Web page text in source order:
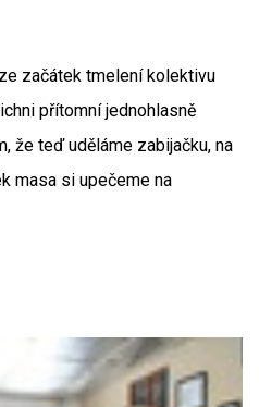
začátek tmelení kolektivu
přítomní jednohlasně
že teď uděláme zabijačku, na
masa si upečeme na